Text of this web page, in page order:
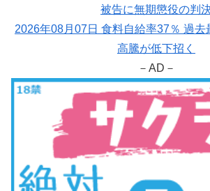
被告に無期懲役の判
2026年08月07日 食料自給率37％ 過去
高騰が低下招く
－AD－